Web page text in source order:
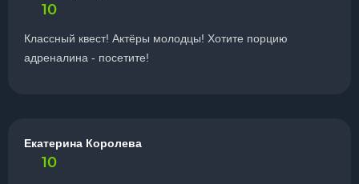
10
Классный квест! Актёры молодцы! Хотите порцию
адреналина - посетите!
Екатерина Королева
10